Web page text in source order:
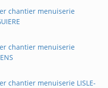
chantier menuiserie
chantier menuiserie
chantier menuiserie LISLE-